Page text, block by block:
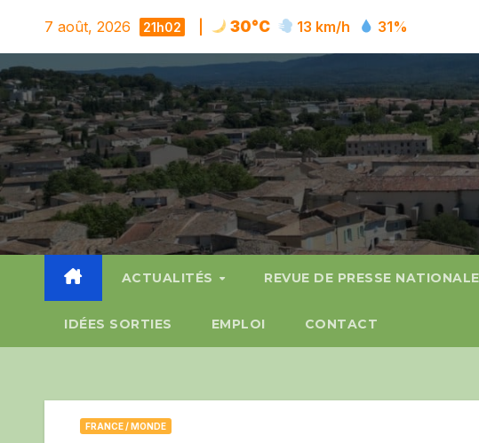
content
7 août, 2026 21h02 30°C 13 km/h 31%
ACTUALITÉS REVUE DE PRESSE NATIONALE
IDÉES SORTIES EMPLOI CONTACT
FRANCE / MONDE